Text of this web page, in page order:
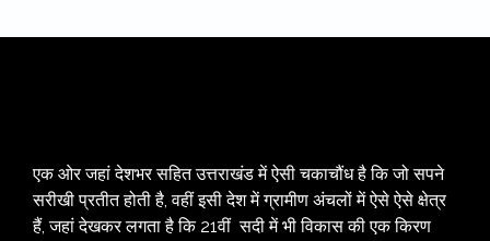
एक ओर जहां देशभर सहित उत्तराखंड में ऐसी चकाचौंध है कि जो सपने
सरीखी प्रतीत होती है, वहीं इसी देश में ग्रामीण अंचलों में ऐसे ऐसे क्षेत्र
हैं, जहां देखकर लगता है कि 21वीं सदी में भी विकास की एक किरण